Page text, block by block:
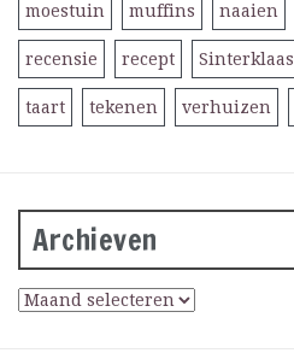
moestuin muffins naaien
recensie recept Sinterklaas
taart tekenen verhuizen
Archieven